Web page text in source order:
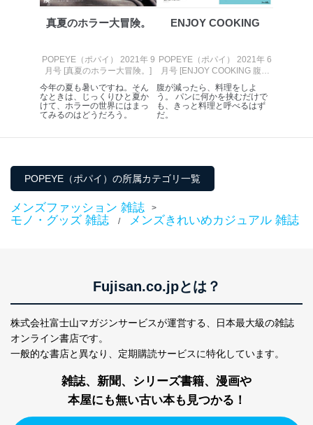
絡ください。
適切、かつ迅速に対応させていただきます。
係
TEL：0570-200-223
FAX：03-5459-7073
e-mail： cs@fujisan.co.jp
改訂：2025年2月20日
個人情報の取扱いについて
１．個人情報保護管理者
東京都渋谷区南平台町16-11
株式会社富士山マガジンサービス
個人情報保護管理者: 経営管理グループディレクター 前
田 嘉也
当社が取り扱う開示対象個人情報の利用目的は次のとお
りです。
真夏のホラー大冒険。
POPEYE（ポパイ） 2021年 9
月号 [真夏のホラー大冒険。]
今年の夏も暑いですね。そん
なときは、じっくりひと夏か
けて、ホラーの世界にはまっ
てみるのはどうだろう。
ENJOY COOKING
POPEYE（ポパイ） 2021年 6
月号 [ENJOY COOKING 腹が
減ったら、料理をしよう。]
腹が減ったら、料理をしよ
う。 パンに何かを挟むだけで
も、きっと料理と呼べるはず
だ。
POPEYE（ポパイ）の所属カテゴリ一覧
メンズファッション 雑誌 >
モノ・グッズ 雑誌 / メンズきれいめカジュアル 雑誌
Fujisan.co.jpとは？
株式会社富士山マガジンサービスが運営する、
日本最大級の雑誌
オンライン書店です。
一般的な書店と異なり、 定期購読サービスに特化しています。
雑誌、新聞、シリーズ書籍、漫画や
本屋にも無い古い本も見つかる！